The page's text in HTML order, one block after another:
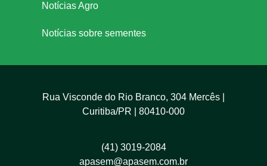
Notícias Agro
Notícias sobre sementes
Rua Visconde do Rio Branco, 304 Mercês |
Curitiba/PR | 80410-000
(41) 3019-2084
apasem@apasem.com.br